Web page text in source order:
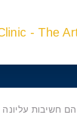
חשיבות